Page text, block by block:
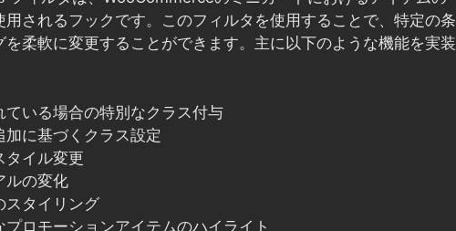
されるフックです。このフィルタを使用することで、特定の条
柔軟に変更することができます。主に以下のような機能を実装
いる場合の特別なクラス付与
に基づくクラス設定
タイル変更
ルの変化
スタイリング
ロモーションアイテムのハイライト